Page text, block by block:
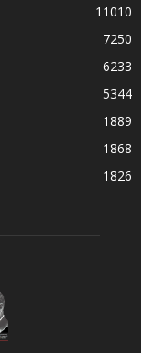
11010
7250
6233
5344
1889
1868
1826